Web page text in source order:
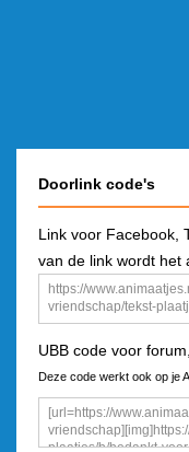
Doorlink code's
Link voor Facebook,
van de link wordt het
UBB code voor
Deze code werkt ook op je